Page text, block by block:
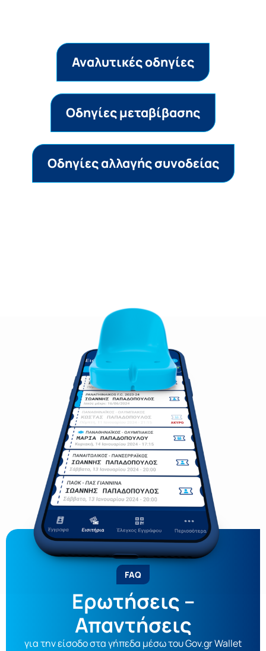
Αναλυτικές οδηγίες
Οδηγίες μεταβίβασης
Oδηγίες αλλαγής συνοδείας
FAQ
Ερωτήσεις –
Απαντήσεις
για την είσοδο στα γήπεδα μέσω του Gov.gr Wallet